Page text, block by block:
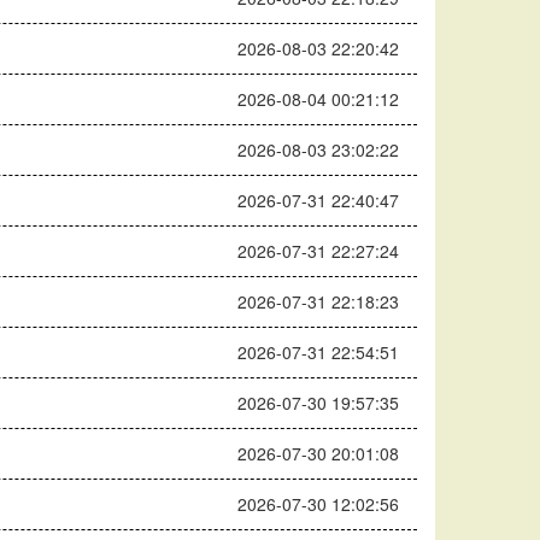
2026-08-03 22:20:42
2026-08-04 00:21:12
2026-08-03 23:02:22
2026-07-31 22:40:47
2026-07-31 22:27:24
2026-07-31 22:18:23
2026-07-31 22:54:51
2026-07-30 19:57:35
2026-07-30 20:01:08
2026-07-30 12:02:56